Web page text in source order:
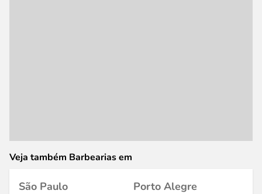
Veja também Barbearias em
São Paulo
Porto Alegre